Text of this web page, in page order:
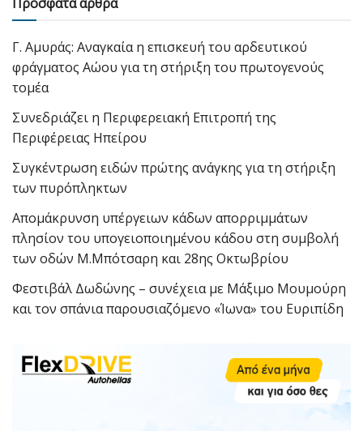
Γ. Αμυράς: Αναγκαία η επισκευή του αρδευτικού
φράγματος Αώου για τη στήριξη του πρωτογενούς
τομέα
Συνεδριάζει η Περιφερειακή Επιτροπή της
Περιφέρειας Ηπείρου
Συγκέντρωση ειδών πρώτης ανάγκης για τη στήριξη
των πυρόπληκτων
Απομάκρυνση υπέργειων κάδων απορριμμάτων
πλησίον του υπογειοποιημένου κάδου στη συμβολή
των οδών Μ.Μπότσαρη και 28ης Οκτωβρίου
Φεστιβάλ Δωδώνης – συνέχεια με Μάξιμο Μουμούρη
και τον σπάνια παρουσιαζόμενο «Ίωνα» του Ευριπίδη